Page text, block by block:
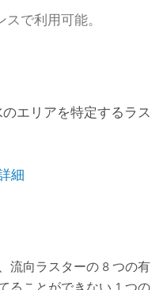
で利用可能。
エリアを特定するラス
細
流向ラスターの 8 つの有